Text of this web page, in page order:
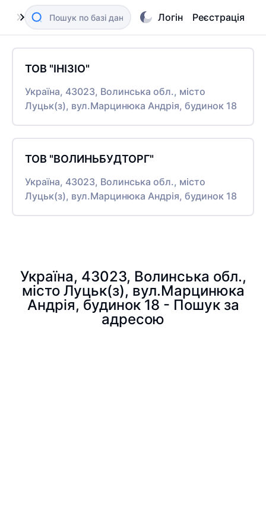
Логін Реєстрація
ТОВ "ІНІЗІО"
Україна, 43023, Волинська обл., місто
Луцьк(з), вул.Марцинюка Андрія, будинок 18
ТОВ "ВОЛИНЬБУДТОРГ"
Україна, 43023, Волинська обл., місто
Луцьк(з), вул.Марцинюка Андрія, будинок 18
Україна, 43023, Волинська обл.,
місто Луцьк(з), вул.Марцинюка
Андрія, будинок 18 - Пошук за
адресою